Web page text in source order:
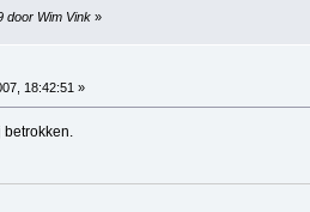
door Wim Vink»
18:42:51 »
betrokken.